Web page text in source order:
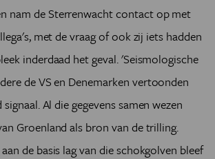
nam de Sterrenwacht contact op met
met de vraag of ook zij iets hadden
inderdaad het geval. 'Seismologische
de VS en Denemarken vertoonden
Al die gegevens samen wezen
Groenland als bron van de trilling.
de basis lag van die schokgolven bleef